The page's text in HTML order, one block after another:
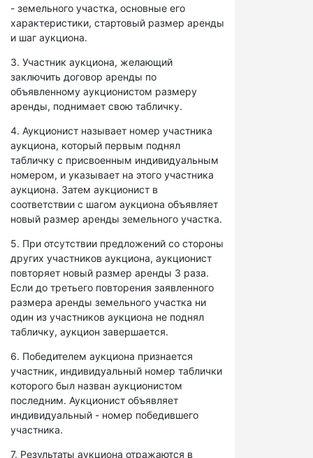
- земельного участка, основные его
характеристики, стартовый размер аренды
и шаг аукциона.
3. Участник аукциона, желающий
заключить договор аренды по
объявленному аукционистом размеру
аренды, поднимает свою табличку.
4. Аукционист называет номер участника
аукциона, который первым поднял
табличку с присвоенным индивидуальным
номером, и указывает на этого участника
аукциона. Затем аукционист в
соответствии с шагом аукциона объявляет
новый размер аренды земельного участка.
5. При отсутствии предложений со стороны
других участников аукциона, аукционист
повторяет новый размер аренды 3 раза.
Если до третьего повторения заявленного
размера аренды земельного участка ни
один из участников аукциона не поднял
табличку, аукцион завершается.
6. Победителем аукциона признается
участник, индивидуальный номер таблички
которого был назван аукционистом
последним. Аукционист объявляет
индивидуальный - номер победившего
участника.
7. Результаты аукциона отражаются в